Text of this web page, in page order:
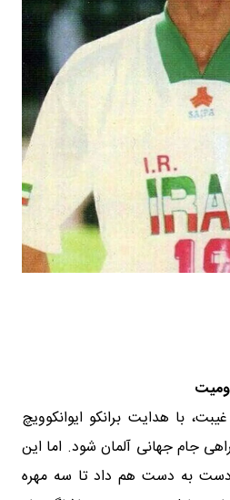
با هدایت برانکو ایوانکوویچ
جام جهانی آلمان شود. اما این
به دست هم داد تا سه مهره